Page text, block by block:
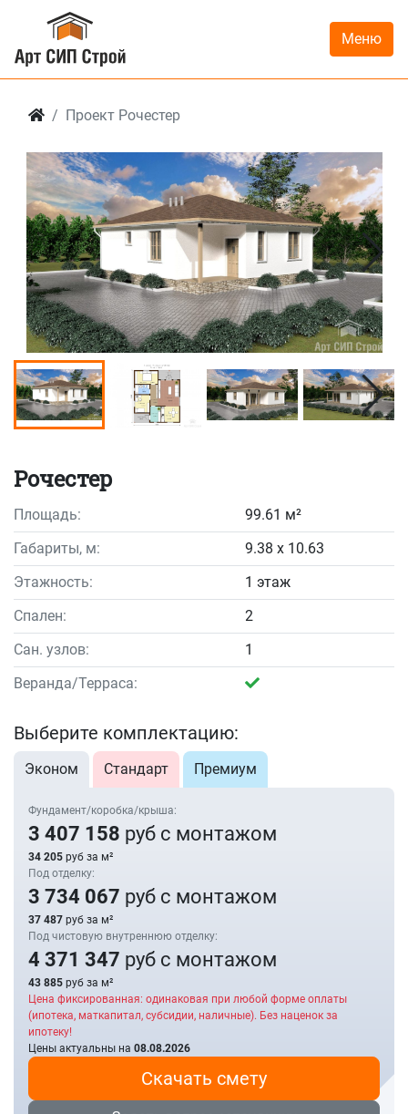
Меню
Проект Рочестер
Рочестер
Площадь:
99.61 м²
Габариты, м:
9.38 x 10.63
Этажность:
1 этаж
Спален:
2
Сан. узлов:
1
Веранда/Терраса:
Выберите комплектацию:
Эконом Стандарт Премиум
Фундамент/коробка/крыша:
3 407 158 руб с монтажом
34 205 руб за м²
Под отделку:
3 734 067 руб с монтажом
37 487 руб за м²
Под чистовую внутреннюю отделку:
4 371 347 руб с монтажом
43 885 руб за м²
Цена фиксированная: одинаковая при любой форме оплаты
(ипотека, маткапитал, субсидии, наличные). Без наценок за
ипотеку!
Цены актуальны на 08.08.2026
Скачать смету